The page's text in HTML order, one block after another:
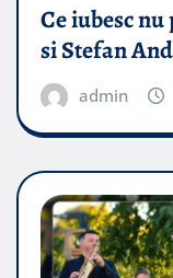
Ce iubesc nu
si Stefan
admin